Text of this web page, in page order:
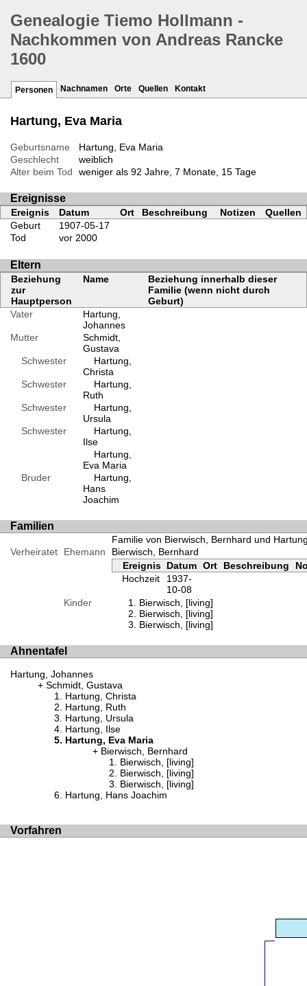
Genealogie Tiemo Hollmann -
Nachkommen von Andreas Rancke
1600
Personen Nachnamen Orte Quellen Kontakt
Hartung, Eva Maria
Geburtsname
Hartung, Eva Maria
Geschlecht
weiblich
Alter beim Tod
weniger als 92 Jahre, 7 Monate, 15 Tage
Ereignisse
Ereignis Datum Ort Beschreibung Notizen
Quellen
Geburt
1907-05-17
Tod
vor 2000
Eltern
Beziehung
zur
Hauptperson
Name
Beziehung innerhalb dieser
Familie (wenn nicht durch
Geburt)
Vater
Hartung,
Johannes
Mutter
Schmidt,
Gustava
Schwester
Hartung,
Christa
Schwester
Hartung,
Ruth
Schwester
Hartung,
Ursula
Schwester
Hartung,
Ilse
Hartung,
Eva Maria
Bruder
Hartung,
Hans
Joachim
Familien
Familie von Bierwisch, Bernhard und
Verheiratet
Ehemann
Bierwisch, Bernhard
Ereignis Datum Ort Beschreibung
Hochzeit
1937-
10-08
Kinder
Bierwisch, [living]
Bierwisch, [living]
Bierwisch, [living]
Ahnentafel
Hartung, Johannes
Schmidt, Gustava
Hartung, Christa
Hartung, Ruth
Hartung, Ursula
Hartung, Ilse
Hartung, Eva Maria
Bierwisch, Bernhard
Bierwisch, [living]
Bierwisch, [living]
Bierwisch, [living]
Hartung, Hans Joachim
Vorfahren